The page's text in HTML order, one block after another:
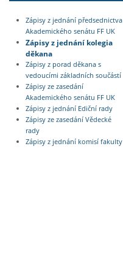
Zápisy z jednání předsednictva
Akademického senátu FF UK
Zápisy z jednání kolegia
děkana
Zápisy z porad děkana s
vedoucími základních součástí
Zápisy ze zasedání
Akademického senátu FF UK
Zápisy z jednání Ediční rady
Zápisy ze zasedání Vědecké
rady
Zápisy z jednání komisí fakulty